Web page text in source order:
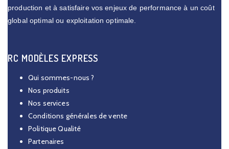
production et à satisfaire vos enjeux de performance à un coût
global optimal ou exploitation optimale.
RC MODÈLES EXPRESS
Qui sommes-nous ?
Nos produits
Nos services
Conditions générales de vente
Politique Qualité
Partenaires